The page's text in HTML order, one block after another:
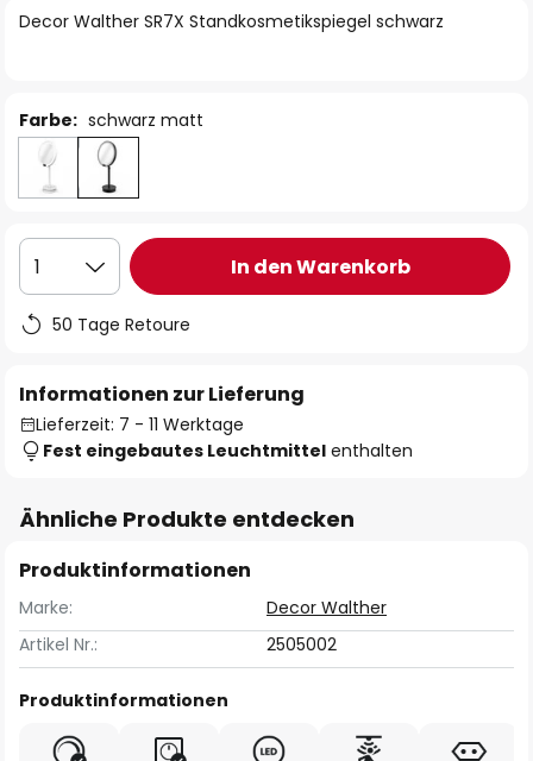
springen
Decor Walther SR7X Standkosmetikspiegel schwarz
Farbe: schwarz matt
1 In den Warenkorb
50 Tage Retoure
Informationen zur Lieferung
Lieferzeit: 7 - 11 Werktage
Fest eingebautes Leuchtmittel enthalten
Ähnliche Produkte entdecken
Produktinformationen
Marke:
Decor Walther
Artikel Nr.:
2505002
Produktinformationen